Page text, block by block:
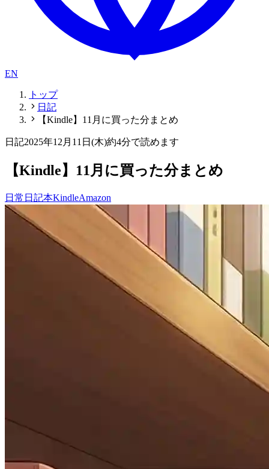
EN
トップ
日記
【Kindle】11月に買った分まとめ
日記2025年12月11日(木)約4分で読めます
【Kindle】11月に買った分まとめ
日常 日記本KindleAmazon